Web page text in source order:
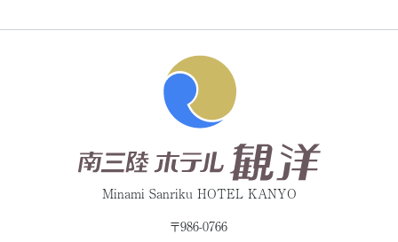
Minami Sanriku HOTEL KANYO
〒986-0766